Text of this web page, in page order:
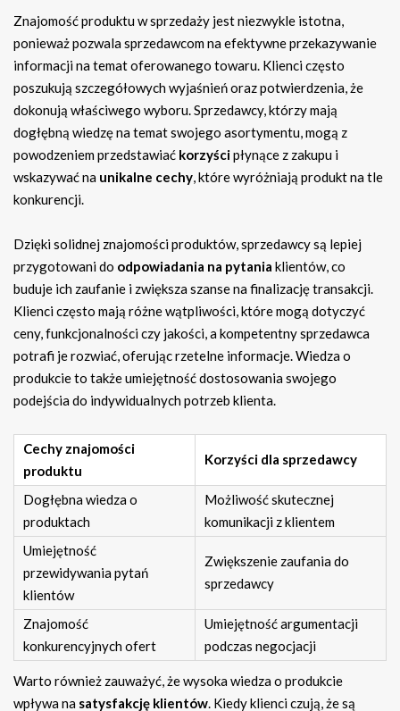
Znajomość produktu w sprzedaży jest niezwykle istotna,
ponieważ pozwala sprzedawcom na efektywne przekazywanie
informacji na temat oferowanego towaru. Klienci często
poszukują szczegółowych wyjaśnień oraz potwierdzenia, że
dokonują właściwego wyboru. Sprzedawcy, którzy mają
dogłębną wiedzę na temat swojego asortymentu, mogą z
powodzeniem przedstawiać korzyścipłynące z zakupu i
wskazywać na unikalne cechy, które wyróżniają produkt na tle
konkurencji.
Dzięki solidnej znajomości produktów, sprzedawcy są lepiej
przygotowani do odpowiadania na pytania klientów, co
buduje ich zaufanie i zwiększa szanse na finalizację transakcji.
Klienci często mają różne wątpliwości, które mogą dotyczyć
ceny, funkcjonalności czy jakości, a kompetentny sprzedawca
potrafi je rozwiać, oferując rzetelne informacje. Wiedza o
produkcie to także umiejętność dostosowania swojego
podejścia do indywidualnych potrzeb klienta.
Cechy znajomości
produktu
Korzyści dla sprzedawcy
Dogłębna wiedza o
produktach
Możliwość skutecznej
komunikacji z klientem
Umiejętność
przewidywania pytań
klientów
Zwiększenie zaufania do
sprzedawcy
Znajomość
konkurencyjnych ofert
Umiejętność argumentacji
podczas negocjacji
Warto również zauważyć, że wysoka wiedza o produkcie
wpływa na satysfakcję klientów. Kiedy klienci czują, że są